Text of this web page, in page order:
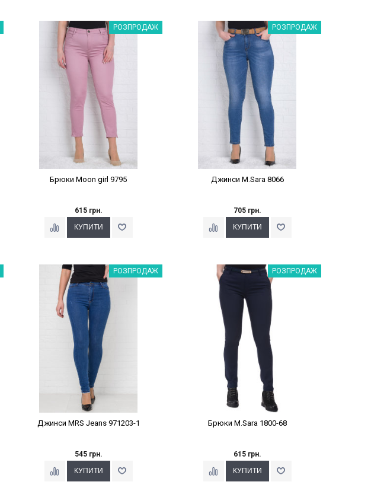
Наклейки Варіант з %РОЗПРОДАЖ
Брюки Moon girl 9795
615 грн.
Наклейки Варіант з %РОЗПРОДАЖ
Джинси M.Sara 8066
705 грн.
Наклейки Варіант з %РОЗПРОДАЖ
Джинси MRS Jeans 971203-1
545 грн.
Наклейки Варіант з %РОЗПРОДАЖ
Брюки M.Sara 1800-68
615 грн.